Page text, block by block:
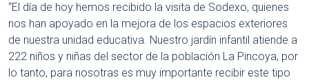
“El día de hoy hemos recibido la visita de Sodexo, quienes
nos han apoyado en la mejora de los espacios exteriores
de nuestra unidad educativa. Nuestro jardín infantil atiende a
222 niños y niñas del sector de la población La Pincoya, por
lo tanto, para nosotras es muy importante recibir este tipo